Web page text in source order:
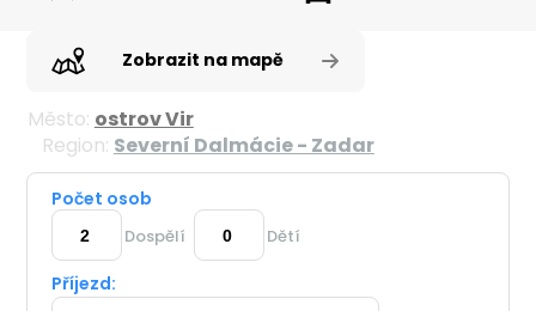
Zobrazit na mapě
Město: ostrov Vir
Region: Severní Dalmácie - Zadar
Počet osob
Dospělí Dětí
Příjezd: